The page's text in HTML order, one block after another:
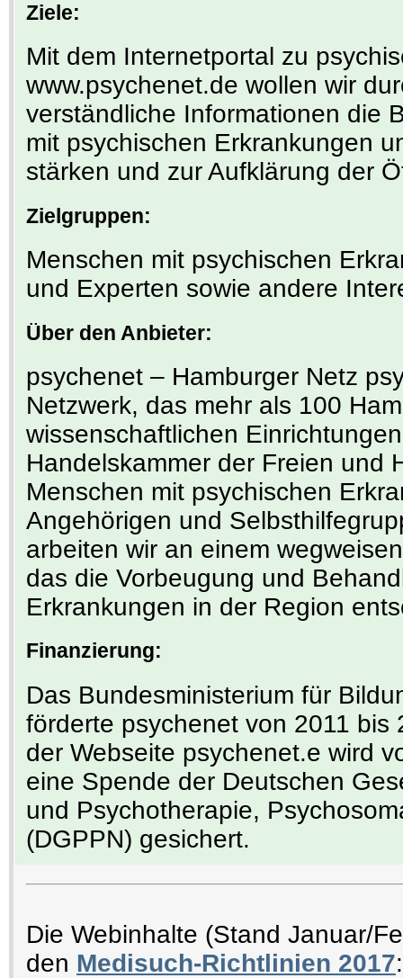
Ziele:
Mit dem Internetportal zu
www.psychenet.de wollen wir
verständliche Informationen die
mit psychischen Erkrankungen
stärken und zur Aufklärung der
Zielgruppen:
Menschen mit psychischen
und Experten sowie andere
Über den Anbieter:
psychenet – Hamburger Netz
Netzwerk, das mehr als 100
wissenschaftlichen
Handelskammer der Freien und
Menschen mit psychischen
Angehörigen und
arbeiten wir an einem
das die Vorbeugung und
Erkrankungen in der Region
Finanzierung:
Das Bundesministerium für
förderte psychenet von 2011 bis
der Webseite psychenet.e wird
eine Spende der Deutschen
und Psychotherapie,
(DGPPN) gesichert.
Die Webinhalte (Stand Januar/
den Medisuch-Richtlinien 2017: